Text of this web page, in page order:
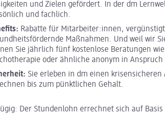
und Zielen gefördert. In der dm
und fachlich.
Rabatte für Mitarbeiter:innen,
Maßnahmen. Und weil wir
Sie jährlich fünf kostenlose Beratungen
oder ähnliche anonym in Anspruch
Sie erleben in dm einen krisensicheren
bis zum pünktlichen Gehalt.
Der Stundenlohn errechnet sich auf